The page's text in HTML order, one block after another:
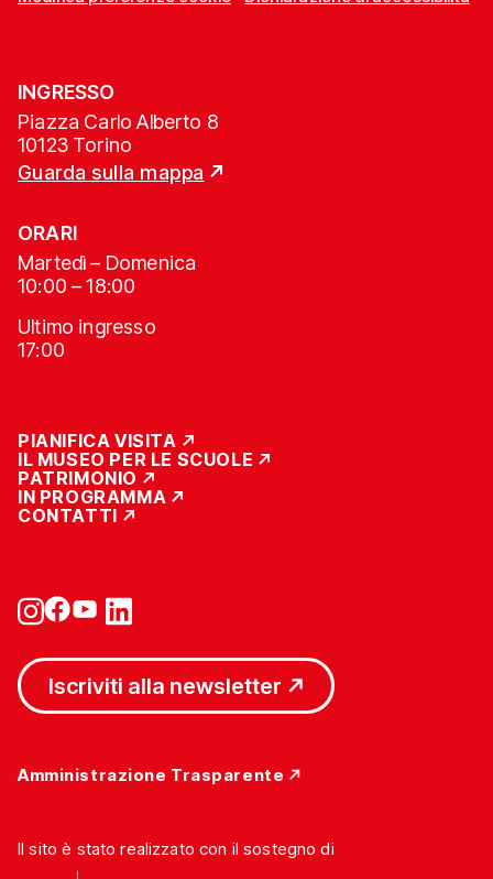
INGRESSO
Piazza Carlo Alberto 8
10123 Torino
Guarda sulla mappa
ORARI
Martedì – Domenica
10:00 – 18:00
Ultimo ingresso
17:00
PIANIFICA VISITA
IL MUSEO PER LE SCUOLE
PATRIMONIO
IN PROGRAMMA
CONTATTI
Iscriviti alla newsletter
Amministrazione Trasparente
Il sito è stato realizzato con il sostegno di